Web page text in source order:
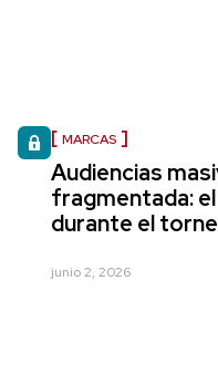
MARCAS
Audiencias
fragmentada:
durante el
junio 2, 2026